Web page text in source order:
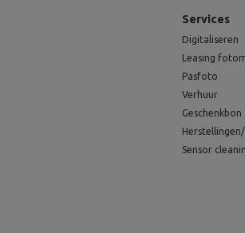
Services
Digitaliseren
Leasing
Pasfoto
Verhuur
Geschenkbon
Sensor